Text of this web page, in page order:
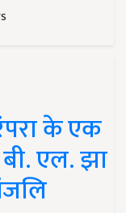
के एक
एल. झा